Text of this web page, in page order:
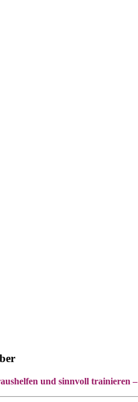
und sinnvoll